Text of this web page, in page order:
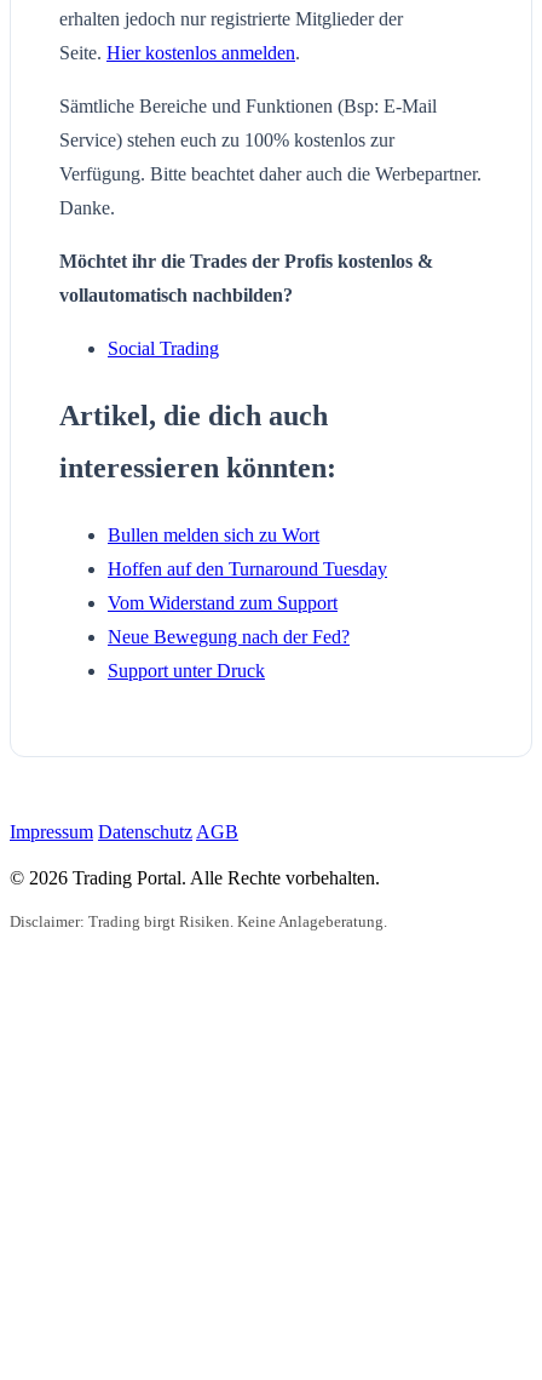
erhalten jedoch nur registrierte Mitglieder der
Seite. Hier kostenlos anmelden.
Sämtliche Bereiche und Funktionen (Bsp: E-Mail
Service) stehen euch zu 100% kostenlos zur
Verfügung. Bitte beachtet daher auch die Werbepartner.
Danke.
Möchtet ihr die Trades der Profis kostenlos &
vollautomatisch nachbilden?
Social Trading
Artikel, die dich auch
interessieren könnten:
Bullen melden sich zu Wort
Hoffen auf den Turnaround Tuesday
Vom Widerstand zum Support
Neue Bewegung nach der Fed?
Support unter Druck
Impressum Datenschutz AGB
© 2026 Trading Portal. Alle Rechte vorbehalten.
Disclaimer: Trading birgt Risiken. Keine Anlageberatung.